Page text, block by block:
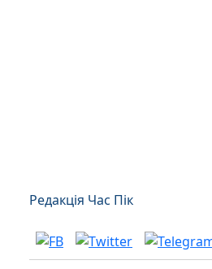
Редакція Час Пік